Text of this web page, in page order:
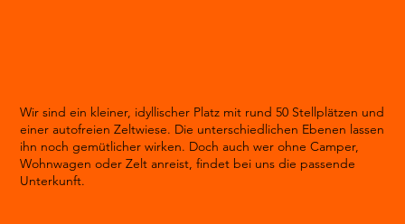
Wir sind ein kleiner, idyllischer Platz mit rund 50 Stellplätzen und
einer autofreien Zeltwiese. Die unterschiedlichen Ebenen lassen
ihn noch gemütlicher wirken. Doch auch wer ohne Camper,
Wohnwagen oder Zelt anreist, findet bei uns die passende
Unterkunft.